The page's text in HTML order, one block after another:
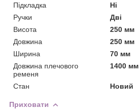
Підкладка
Ні
Ручки
Дві
Висота
250 мм
Довжина
250 мм
Ширина
70 мм
Довжина плечового
ременя
1400 мм
Стан Новий
Приховати